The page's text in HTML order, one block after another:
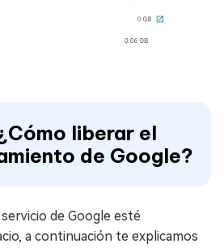
liberar el
de Google?
de Google esté
a continuación te explicamos